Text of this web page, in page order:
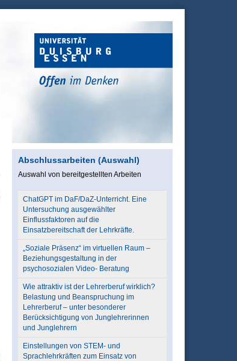
Abschlussarbeiten (Auswahl)
Auswahl von bereitgestellten Arbeiten
ChatGPT im DaF/DaZ-Unterricht. Eine
Untersuchung ausgewählter
Einflussfaktoren auf die
Einsatzbereitschaft der Lehrkräfte.
„Soziale Präsenz“ im virtuellen Raum –
Beziehungsgestaltung in der
psychosozialen Video- Beratung
Wie attraktiv ist der Lehrerberuf wirklich?
Belastung und Beanspruchung im
Lehrerberuf – unter besonderer
Berücksichtigung von Junglehrerinnen
und Junglehrern
Einstellungen von STEM- und
Sprachlehrkräften zum Einsatz von